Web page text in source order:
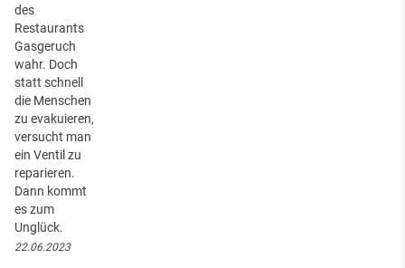
des
Restaurants
Gasgeruch
wahr. Doch
statt schnell
die Menschen
zu evakuieren,
versucht man
ein Ventil zu
reparieren.
Dann kommt
es zum
Unglück.
22.06.2023